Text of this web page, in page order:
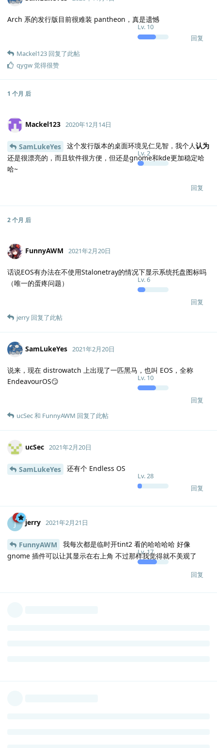
Lv. 10
Arch 系的发行版目前很难装 pantheon，真是遗憾
回复
Mackel123 回复了此帖
qygw觉得很赞
1 个月 后
Mackel123
Lv.2
2020年12月14日
SamLukeYes 这个发行版本的桌面环境见仁见智，我个人认为
还是很漂亮的，而且软件很方便，但还是gnome和kde更加稳定哈
哈~
回复
2 个月 后
FunnyAWM
Lv.6
2021年2月20日
话说EOS有办法在不使用Stalonetray的情况下显示系统托盘图标吗
（唯一的蛋疼问题）
回复
jerry 回复了此帖
SamLukeYes
Lv. 10
2021年2月20日
说来，现在 distrowatch 上出现了一匹黑马，也叫 EOS，全称
EndeavourOS😏
回复
ucSec和 FunnyAWM 回复了此帖
ucSec
Lv.28
2021年2月20日
SamLukeYes 还有个 Endless OS
回复
J jerry
Lv.17
2021年2月21日
FunnyAWM
我每次都是临时开tint2 看的哈哈哈哈 好像
gnome 插件可以让其显示在右上角 不过那样我觉得就不美观了
回复